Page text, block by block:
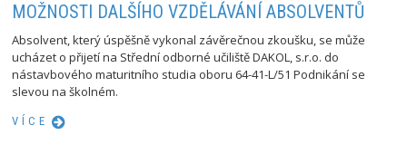
MOŽNOSTI DALŠÍHO VZDĚLÁVÁNÍ ABSOLVENTŮ
Absolvent, který úspěšně vykonal závěrečnou zkoušku, se může
ucházet o přijetí na Střední odborné učiliště DAKOL, s.r.o. do
nástavbového maturitního studia oboru 64-41-L/51 Podnikání se
slevou na školném.
VÍCE